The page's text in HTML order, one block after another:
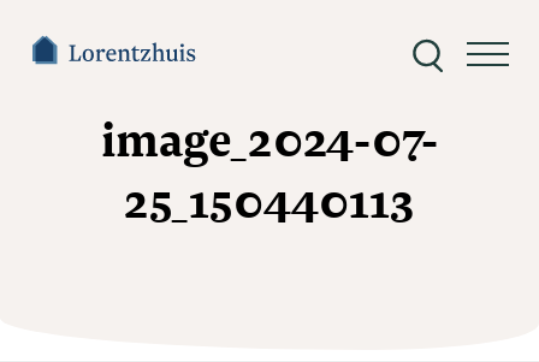
Zoeken
image_2024-07-
25_150440113